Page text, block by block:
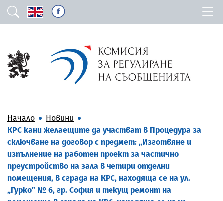
Начало
Новини
КРС кани желаещите да участват в Процедура за
сключване на договор с предмет: „Изготвяне и
изпълнение на работен проект за частично
преустройство на зала в четири отделни
помещения, в сграда на КРС, находяща се на ул.
„Гурко” № 6, гр. София и текущ ремонт на